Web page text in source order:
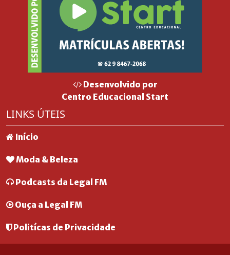
Desenvolvido por
Centro Educacional Start
LINKS ÚTEIS
Início
Moda & Beleza
Podcasts da Legal FM
Ouça a Legal FM
Politícas de Privacidade